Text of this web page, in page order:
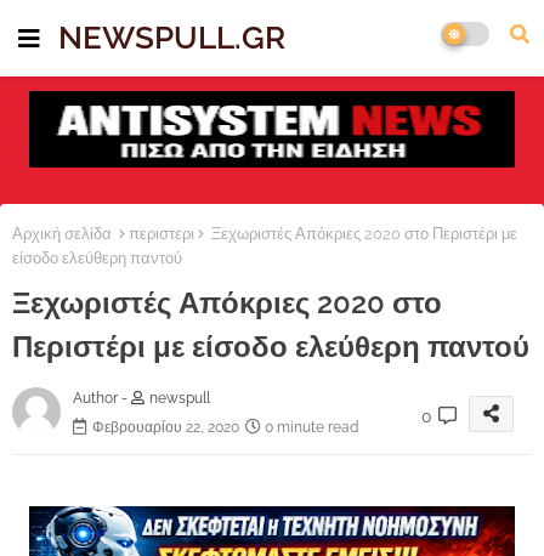
NEWSPULL.GR
Αρχική σελίδα περιστερι
Ξεχωριστές Απόκριες 2020 στο Περιστέρι με
είσοδο ελεύθερη παντού
Ξεχωριστές Απόκριες 2020 στο
Περιστέρι με είσοδο ελεύθερη παντού
Author -
newspull
Φεβρουαρίου 22, 2020
0 minute read
0